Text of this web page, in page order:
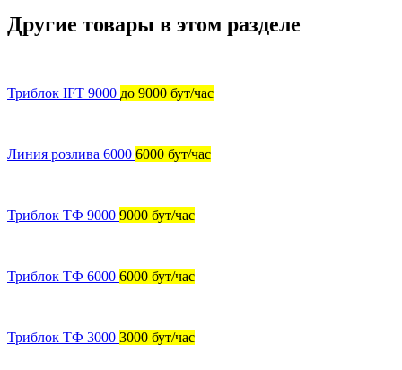
Другие товары в этом разделе
Триблок IFT 9000 до 9000 бут/час
Линия розлива 6000 6000 бут/час
Триблок ТФ 9000 9000 бут/час
Триблок ТФ 6000 6000 бут/час
Триблок ТФ 3000 3000 бут/час